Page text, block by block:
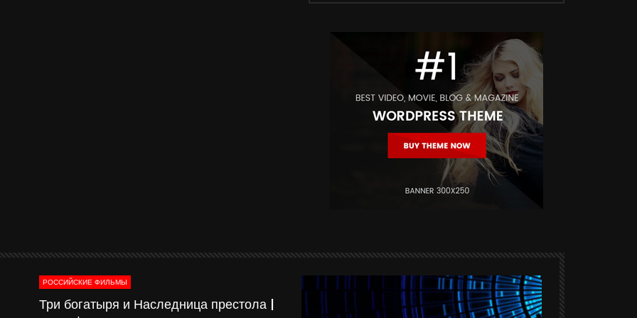
РОССИЙСКИЕ ФИЛЬМЫ
Три богатыря и Наследница престола |